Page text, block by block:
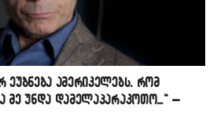
ეუბნება ამერიკელებს, რომ
მე უნდა დამელაპარაკოთო…“ –